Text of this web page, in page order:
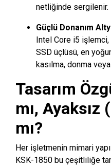
netliğinde sergilenir.
Güçlü Donanım
Intel Core i5 işlemci,
SSD üçlüsü, en
kasılma, donma
Tasarım
mı, Ayaksız
mı?
Her işletmenin mimari
KSK-1850 bu çeşitliliğe